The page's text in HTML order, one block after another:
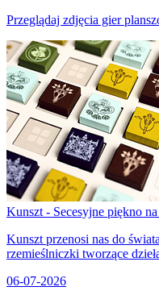
Przeglądaj zdjęcia gier
Kunszt - Secesyjne piękno
Kunszt przenosi nas do
rzemieślniczki tworzące
06-07-2026